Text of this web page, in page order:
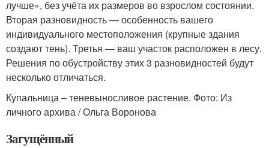
лучше», без учёта их размеров во взрослом состоянии.
Вторая разновидность — особенность вашего
индивидуального местоположения (крупные здания
создают тень). Третья — ваш участок расположен в лесу.
Решения по обустройству этих 3 разновидностей будут
несколько отличаться.
Купальница – теневыносливое растение. Фото: Из
личного архива / Ольга Воронова
Загущённый